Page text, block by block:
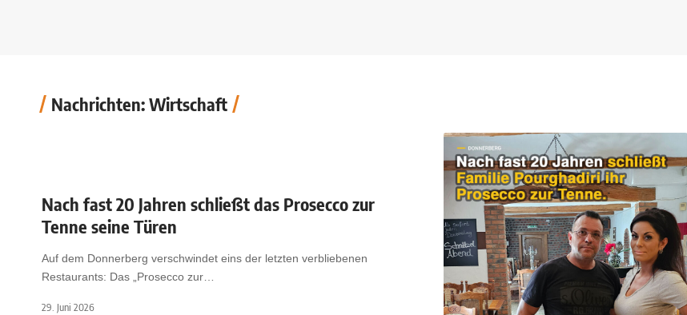
Nachrichten: Wirtschaft
Nach fast 20 Jahren schließt das Prosecco zur
Tenne seine Türen
Auf dem Donnerberg verschwindet eins der letzten verbliebenen
Restaurants: Das „Prosecco zur…
29. Juni 2026